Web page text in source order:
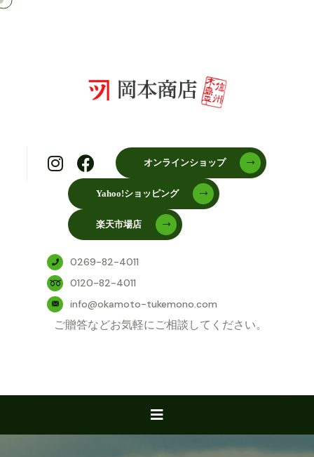
オンラインショップ
Yahoo!ショッピング
楽天市場店
0269-82-4011
0120-82-4011
info@okamoto-tukemono.com
ご贈答などお気軽にご相談してください。